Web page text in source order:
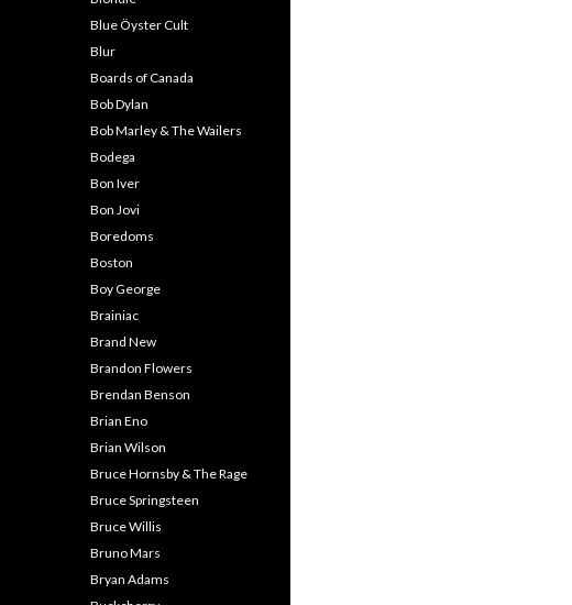
Blue Öyster Cult
Blur
Boards of Canada
Bob Dylan
Bob Marley & The Wailers
Bodega
Bon Iver
Bon Jovi
Boredoms
Boston
Boy George
Brainiac
Brand New
Brandon Flowers
Brendan Benson
Brian Eno
Brian Wilson
Bruce Hornsby & The Rage
Bruce Springsteen
Bruce Willis
Bruno Mars
Bryan Adams